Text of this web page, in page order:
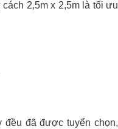
2,5m x 2,5m là tối ưu
đều đã được tuyển chọn,